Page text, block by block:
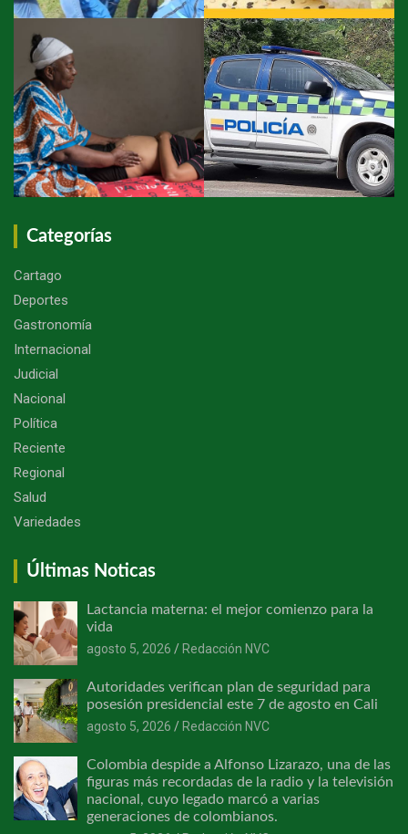
Categorías
Cartago
Deportes
Gastronomía
Internacional
Judicial
Nacional
Política
Reciente
Regional
Salud
Variedades
Últimas Noticas
Lactancia materna: el mejor comienzo para la
vida
agosto 5, 2026
Redacción NVC
Autoridades verifican plan de seguridad para
posesión presidencial este 7 de agosto en Cali
agosto 5, 2026
Redacción NVC
Colombia despide a Alfonso Lizarazo, una de las
figuras más recordadas de la radio y la televisión
nacional, cuyo legado marcó a varias
generaciones de colombianos.